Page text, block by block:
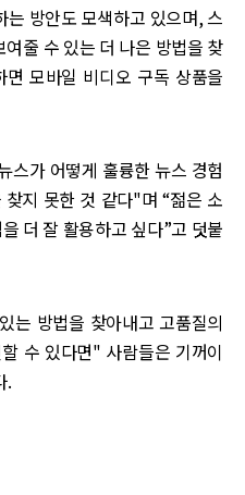
방안도 모색하고 있으며, 스
줄 수 있는 더 나은 방법을 찾
모바일 비디오 구독 상품을
스가 어떻게 훌륭한 뉴스 경험
지 못한 것 같다"며 “젊은 소
더 잘 활용하고 싶다”고 덧붙
는 방법을 찾아내고 고품질의
수 있다면" 사람들은 기꺼이
.